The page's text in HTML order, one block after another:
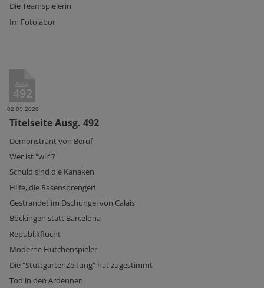
Die Teamspielerin
Im Fotolabor
Ausg.
492
02.09.2020
Titelseite Ausg. 492
Demonstrant von Beruf
Wer ist "wir"?
Schuld sind die Kanaken
Hilfe, die Rasensprenger!
Gestrandet im Dschungel von Calais
Böckingen statt Barcelona
Republikflucht
Moderne Hütchenspieler
Die "Stuttgarter Zeitung" hat zugestimmt
Tod in den Ardennen